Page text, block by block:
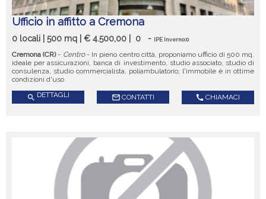
Ufficio in affitto a Cremona
0 locali | 500 mq | € 4.500,00 | 0 - IPE Inverno:0
Cremona (CR)- Centro- In pieno centro città, proponiamo ufficio di 500 mq.
ideale per assicurazioni, banca di investimento, studio associato, studio di
consulenza, studio commercialista, poliambulatorio; l'immobile è in ottime
condizioni d'uso
search DETTAGLI mail_outline CONTATTI call CHIAMACI